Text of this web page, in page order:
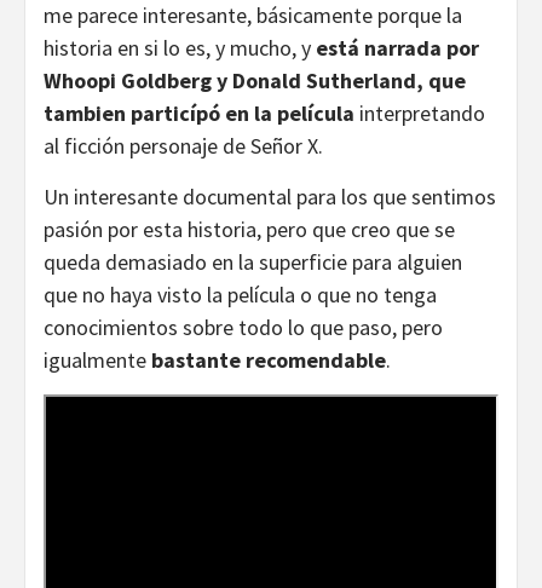
me parece interesante, básicamente porque la
historia en si lo es, y mucho, y está narrada por
Whoopi Goldberg y Donald Sutherland, que
tambien particípó en la película interpretando
al ficción personaje de Señor X.
Un interesante documental para los que sentimos
pasión por esta historia, pero que creo que se
queda demasiado en la superficie para alguien
que no haya visto la película o que no tenga
conocimientos sobre todo lo que paso, pero
igualmente bastante recomendable.